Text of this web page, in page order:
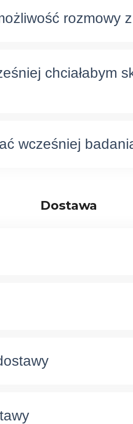
rozmowy
chciałabym
wcześniej
Dostawa